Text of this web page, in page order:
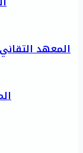
المعهد التقاني